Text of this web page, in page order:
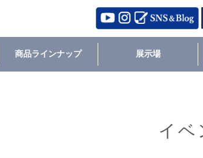
商品ラインナップ 展示場
イベ